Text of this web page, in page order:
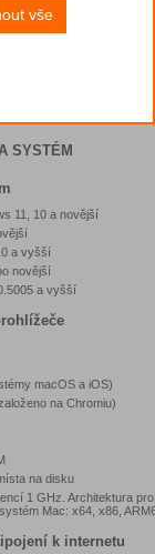
SYSTÉM
11, 10 a novější
a vyšší
novější
a vyšší
macOS a iOS)
na Chromiu)
na disku
1 GHz. Architektura
Mac: x64, x86,
k internetu
vše